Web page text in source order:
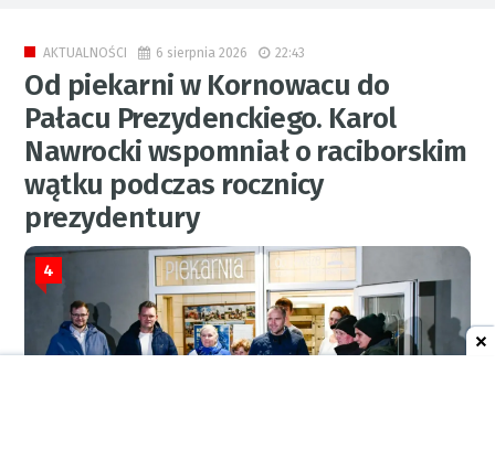
AKTUALNOŚCI 6 sierpnia 2026 22:43
Od piekarni w Kornowacu do
Pałacu Prezydenckiego. Karol
Nawrocki wspomniał o raciborskim
wątku podczas rocznicy
prezydentury
4